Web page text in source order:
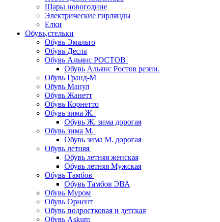
Шары новогодние
Электрические гирлянды
Елки
Обувь,стельки
Обувь Эмальто
Обувь Десла
Обувь Альянс РОСТОВ
Обувь Альянс Ростов резин.
Обувь Гранд-М
Обувь Манул
Обувь Жанетт
Обувь Корнетто
Обувь зима Ж.
Обувь Ж. зима дорогая
Обувь зима М.
Обувь зима М. дорогая
Обувь летняя
Обувь летняя женская
Обувь летняя Мужская
Обувь Тамбов
Обувь Тамбов ЭВА
Обувь Муром
Обувь Ориент
Обувь подростковая и детская
Обувь Askum